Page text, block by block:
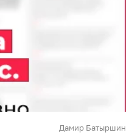
Дамир Батыршин